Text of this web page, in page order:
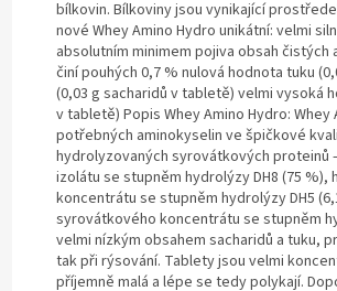
bílkovin. Bílkoviny jsou vynikající
nové Whey Amino Hydro unikátní: velmi
absolutním minimem pojiva obsah
činí pouhých 0,7 % nulová hodnota tuku
(0,03 g sacharidů v tabletě) velmi vysoká
v tabletě) Popis Whey Amino Hydro:
potřebných aminokyselin ve špičkové
hydrolyzovaných syrovátkových
izolátu se stupněm hydrolýzy DH8 (75
koncentrátu se stupněm hydrolýzy DH5
syrovátkového koncentrátu se stupněm
velmi nízkým obsahem sacharidů a tuku,
tak při rýsování. Tablety jsou velmi
příjemně malá a lépe se tedy polykají.